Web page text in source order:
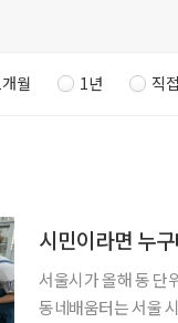
월 1년 직
시민이라면 누
서울시가 올해 동 단
동네배움터는 서울